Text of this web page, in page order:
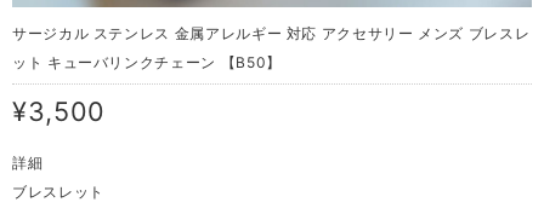
サージカル ステンレス 金属アレルギー 対応 アクセサリー メンズ ブレスレ
ット キューバリンクチェーン 【B50】
¥3,500
詳細
ブレスレット